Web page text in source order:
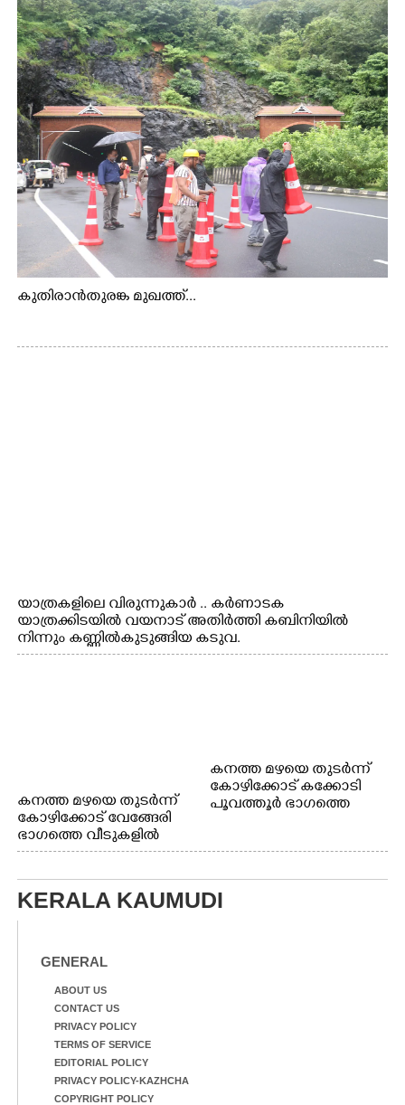
കുതിരാൻതുരങ്ക മുഖത്ത്...
യാത്രകളിലെ വിരുന്നുകാർ .. കർണാടക
യാത്രക്കിടയിൽ വയനാട് അതിർത്തി കബിനിയിൽ
നിന്നും കണ്ണിൽകുടുങ്ങിയ കടുവ.
കനത്ത മഴയെ തുടർന്ന്
കോഴിക്കോട് വേങ്ങേരി
ഭാഗത്തെ വീടുകളിൽ
വെള്ളം
മാറ്റുന്ന സുരക്ഷാസേനാം
ഗങ്ങൾ
കനത്ത മഴയെ തുടർന്ന്
കോഴിക്കോട് കക്കോടി
പൂവത്തൂർ ഭാഗത്തെ
KERALA KAUMUDI
GENERAL
ABOUT US
CONTACT US
PRIVACY POLICY
TERMS OF SERVICE
EDITORIAL POLICY
PRIVACY POLICY-KAZHCHA
COPYRIGHT POLICY